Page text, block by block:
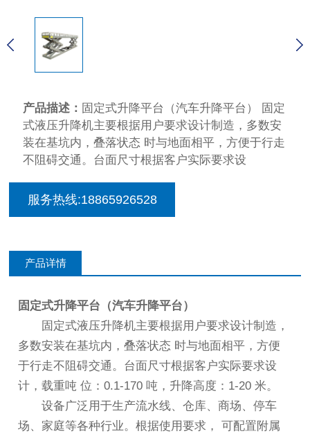
产品描述： 固定式升降平台（汽车升降平台） 固定
式液压升降机主要根据用户要求设计制造，多数安
装在基坑内，叠落状态 时与地面相平，方便于行走
不阻碍交通。台面尺寸根据客户实际要求设
服务热线:18865926528
产品详情
固定式升降平台（汽车升降平台）
固定式液压升降机主要根据用户要求设计制造，
多数安装在基坑内，叠落状态 时与地面相平，方便
于行走不阻碍交通。台面尺寸根据客户实际要求设
计，载重吨 位：0.1-170 吨，升降高度：1-20 米。
设备广泛用于生产流水线、仓库、商场、停车
场、家庭等各种行业。根据使用要求， 可配置附属